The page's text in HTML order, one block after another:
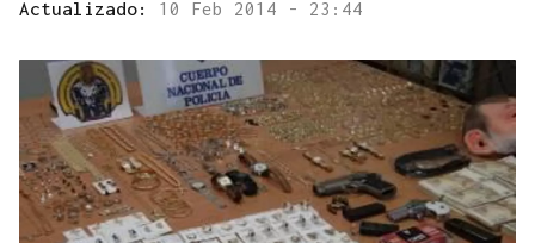
Actualizado: 10 Feb 2014 - 23:44